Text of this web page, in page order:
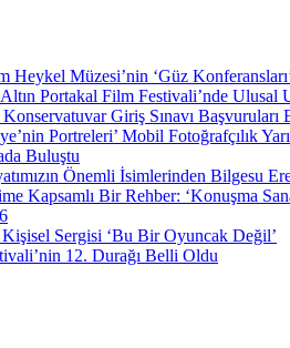
Heykel Müzesi’nin ‘Güz
Portakal Film Festivali’nde Ulusal
Giriş Sınavı Başvuruları
Portreleri’ Mobil Fotoğrafçılık
Buluştu
Önemli İsimlerinden Bilgesu
Kapsamlı Bir Rehber: ‘Konuşma
Sergisi ‘Bu Bir Oyuncak Değil’
12. Durağı Belli Oldu